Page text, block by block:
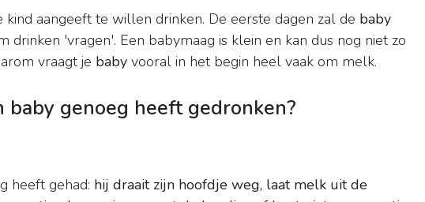
kind aangeeft te willen drinken. De eerste dagen zal de baby
'vragen'. Een babymaag is klein en kan dus nog niet zo
vraagt je baby vooral in het begin heel vaak om melk.
baby genoeg heeft gedronken?
heeft gehad: hij draait zijn hoofdje weg, laat melk uit de